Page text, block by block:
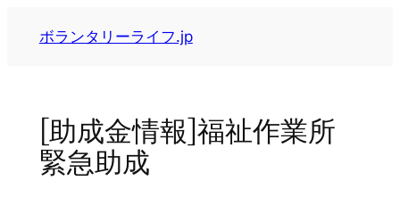
ボランタリーライフ.jp
[助成金情報]福祉作業所
緊急助成